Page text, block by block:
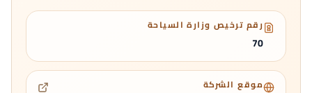
رقم ترخيص وزارة السياحة
70
موقع الشركة